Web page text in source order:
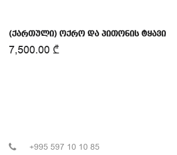
(ქართული) ოქრო და პითონის ტყავი
7,500.00 ₾
+995 597 10 10 85